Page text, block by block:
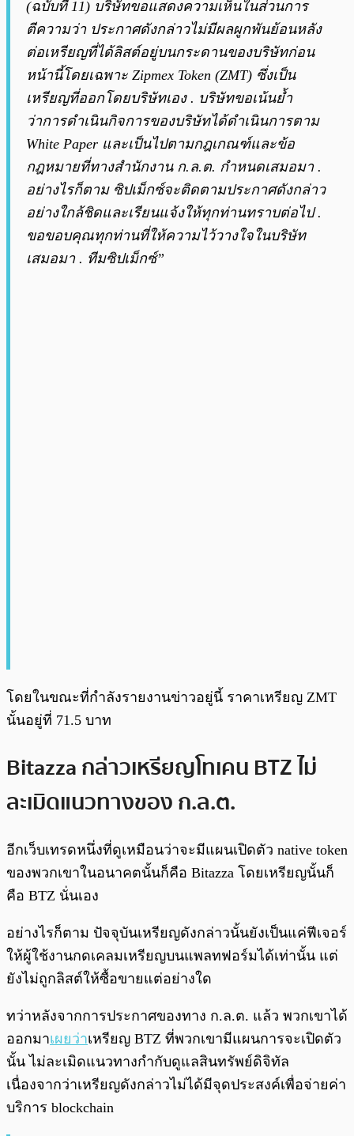
(ฉบับที่ 11) บริษัทขอแสดงความเห็นในส่วนการ
ตีความว่า ประกาศดังกล่าวไม่มีผลผูกพันย้อนหลัง
ต่อเหรียญที่ได้ลิสต์อยู่บนกระดานของบริษัทก่อน
หน้านี้โดยเฉพาะ Zipmex Token (ZMT) ซึ่งเป็น
เหรียญที่ออกโดยบริษัทเอง . บริษัทขอเน้นย้ำ
ว่าการดำเนินกิจการของบริษัทได้ดำเนินการตาม
White Paper และเป็นไปตามกฎเกณฑ์และข้อ
กฎหมายที่ทางสำนักงาน ก.ล.ต. กำหนดเสมอมา .
อย่างไรก็ตาม ซิปเม็กซ์จะติดตามประกาศดังกล่าว
อย่างใกล้ชิดและเรียนแจ้งให้ทุกท่านทราบต่อไป .
ขอขอบคุณทุกท่านที่ให้ความไว้วางใจในบริษัท
เสมอมา . ทีมซิปเม็กซ์”
โดยในขณะที่กำลังรายงานข่าวอยู่นี้ ราคาเหรียญ ZMT
นั้นอยู่ที่ 71.5 บาท
Bitazza กล่าวเหรียญโทเคน BTZ ไม่
ละเมิดแนวทางของ ก.ล.ต.
อีกเว็บเทรดหนึ่งที่ดูเหมือนว่าจะมีแผนเปิดตัว native token
ของพวกเขาในอนาคตนั้นก็คือ Bitazza โดยเหรียญนั้นก็
คือ BTZ นั่นเอง
อย่างไรก็ตาม ปัจจุบันเหรียญดังกล่าวนั้นยังเป็นแค่ฟีเจอร์
ให้ผู้ใช้งานกดเคลมเหรียญบนแพลทฟอร์มได้เท่านั้น แต่
ยังไม่ถูกลิสต์ให้ซื้อขายแต่อย่างใด
ทว่าหลังจากการประกาศของทาง ก.ล.ต. แล้ว พวกเขาได้
ออกมาเผยว่าเหรียญ BTZ ที่พวกเขามีแผนการจะเปิดตัว
นั้น ไม่ละเมิดแนวทางกำกับดูแลสินทรัพย์ดิจิทัล
เนื่องจากว่าเหรียญดังกล่าวไม่ได้มีจุดประสงค์เพื่อจ่ายค่า
บริการ blockchain